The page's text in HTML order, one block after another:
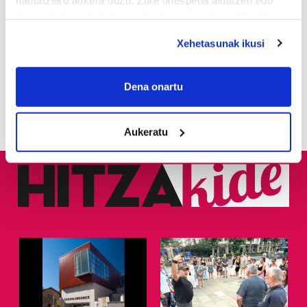
If you allow, we would also like to:
Collect information about your geographical
meters
Identify your device by actively scanning it for
specific characteristics (fingerprinting)
Find out more about how your personal data is processed
and set your preferences in the details section
prozesatzen ditugu, zure IP zenbakia, besteak beste,
teknologia erabiliz, cookieak adibidez, iragarki eta eduki
pertsonalizatuak eskaintzeko, iragarkiak eta edukia
neurtzeko, jendeari buruzko informazioa biltzeko eta
produktuak garatzeko. Zure datuak nork eta zertarako
Xehetasunak ikusi
Dena onartu
Aukeratu
elkartasuna adierazi diote
Traganarruek giro ederrean
3